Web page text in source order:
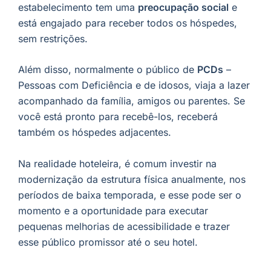
estabelecimento tem uma preocupação social e
está engajado para receber todos os hóspedes,
sem restrições.
Além disso, normalmente o público de PCDs –
Pessoas com Deficiência e de idosos, viaja a lazer
acompanhado da família, amigos ou parentes. Se
você está pronto para recebê-los, receberá
também os hóspedes adjacentes.
Na realidade hoteleira, é comum investir na
modernização da estrutura física anualmente, nos
períodos de baixa temporada, e esse pode ser o
momento e a oportunidade para executar
pequenas melhorias de acessibilidade e trazer
esse público promissor até o seu hotel.